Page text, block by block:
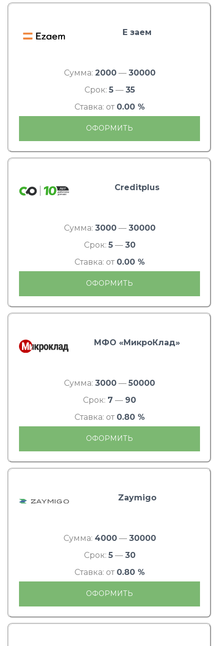
Е заем
Сумма: 2000— 30000
Срок: 5— 35
Ставка: от 0.00 %
ОФОРМИТЬ
Creditplus
Сумма: 3000— 30000
Срок: 5— 30
Ставка: от 0.00 %
ОФОРМИТЬ
МФО «МикроКлад»
Сумма: 3000 — 50000
Срок: 7 — 90
Ставка: от 0.80 %
ОФОРМИТЬ
Zaymigo
Сумма: 4000— 30000
Срок: 5— 30
Ставка: от 0.80 %
ОФОРМИТЬ